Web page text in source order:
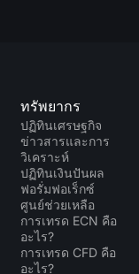
ทรัพยากร
ปฏิทินเศรษฐกิจ
ข่าวสารและการ
วิเคราะห์
ปฏิทินเงินปันผล
ฟอรั่มฟอเร็กซ์
ศูนย์ช่วยเหลือ
การเทรด ECN คือ
อะไร?
การเทรด CFD คือ
อะไร?